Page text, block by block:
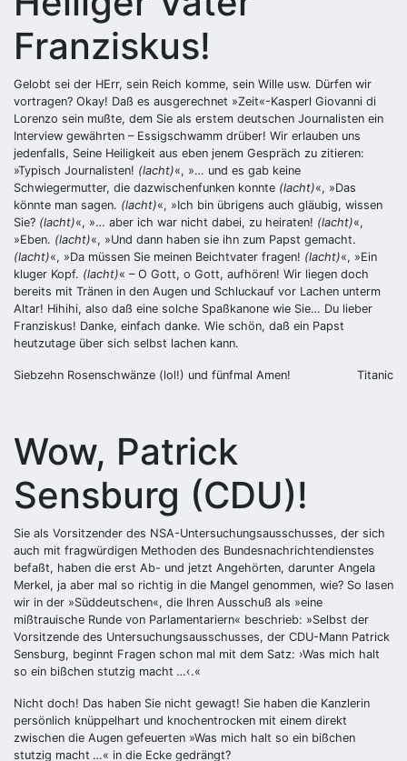
Franziskus!
Gelobt sei der HErr, sein Reich komme, sein Wille usw. Dürfen wir
vortragen? Okay! Daß es ausgerechnet »Zeit«-Kasperl Giovanni di
Lorenzo sein mußte, dem Sie als erstem deutschen Journalisten ein
Interview gewährten – Essigschwamm drüber! Wir erlauben uns
jedenfalls, Seine Heiligkeit aus eben jenem Gespräch zu zitieren:
»Typisch Journalisten! (lacht)«, »… und es gab keine
Schwiegermutter, die dazwischenfunken konnte (lacht)«, »Das
könnte man sagen. (lacht)«, »Ich bin übrigens auch gläubig, wissen
Sie? (lacht)«, »… aber ich war nicht dabei, zu heiraten! (lacht)«,
»Eben. (lacht)«, »Und dann haben sie ihn zum Papst gemacht.
(lacht)«, »Da müssen Sie meinen Beichtvater fragen! (lacht)«, »Ein
kluger Kopf. (lacht)« – O Gott, o Gott, aufhören! Wir liegen doch
bereits mit Tränen in den Augen und Schluckauf vor Lachen unterm
Altar! Hihihi, also daß eine solche Spaßkanone wie Sie… Du lieber
Franziskus! Danke, einfach danke. Wie schön, daß ein Papst
heutzutage über sich selbst lachen kann.
Siebzehn Rosenschwänze (lol!) und fünfmal Amen! Titanic
Wow, Patrick
Sensburg (CDU)!
Sie als Vorsitzender des NSA-Untersuchungsausschusses, der sich
auch mit fragwürdigen Methoden des Bundesnachrichtendienstes
befaßt, haben die erst Ab- und jetzt Angehörten, darunter Angela
Merkel, ja aber mal so richtig in die Mangel genommen, wie? So lasen
wir in der »Süddeutschen«, die Ihren Ausschuß als »eine
mißtrauische Runde von Parlamentariern« beschrieb: »Selbst der
Vorsitzende des Untersuchungsausschusses, der CDU-Mann Patrick
Sensburg, beginnt Fragen schon mal mit dem Satz: ›Was mich halt
so ein bißchen stutzig macht …‹.«
Nicht doch! Das haben Sie nicht gewagt! Sie haben die Kanzlerin
persönlich knüppelhart und knochentrocken mit einem direkt
zwischen die Augen gefeuerten »Was mich halt so ein bißchen
stutzig macht …« in die Ecke gedrängt?